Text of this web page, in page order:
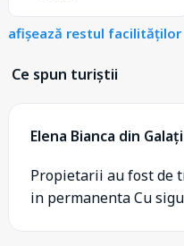
afișează restul facilităților
Ce spun turiștii
Elena Bianca din Galați
Propietarii au fost de
in permanenta Cu